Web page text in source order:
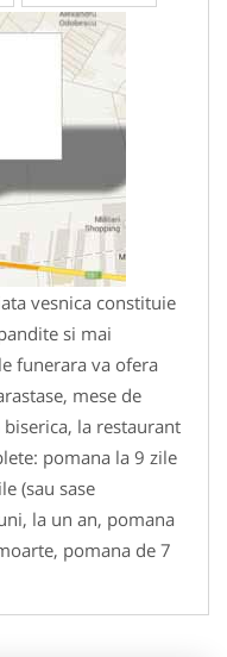
vesnica constituie
si mai
funerara va ofera
mese de
la restaurant
pomana la 9 zile
(sau sase
la un an, pomana
pomana de 7